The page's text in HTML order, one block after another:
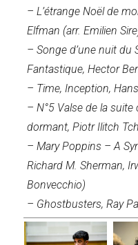
– L’étrange Noël de
Elfman (arr. Emilien
– Songe d’une nuit du
Fantastique, Hector
– Time, Inception,
– N°5 Valse de la
dormant, Piotr Ilitch
– Mary Poppins – A
Richard M. Sherman,
Bonvecchio)
– Ghostbusters, Ray